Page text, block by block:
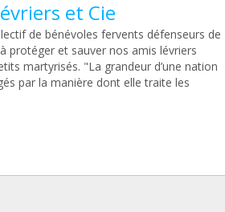
et Cie
de bénévoles fervents défenseurs de
protéger et sauver nos amis lévriers
martyrisés. "La grandeur d’une nation
par la manière dont elle traite les